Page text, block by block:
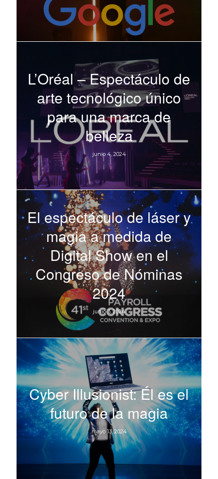
L’Oréal – Espectáculo de
arte tecnológico único
para una marca de
belleza
junio 4, 2024
El espectáculo de láser y
magia a medida de
Digital Show en el
Congreso de Nóminas
2024
junio 3, 2024
Cyber Illusionist: Él es el
futuro de la magia
mayo 13, 2024